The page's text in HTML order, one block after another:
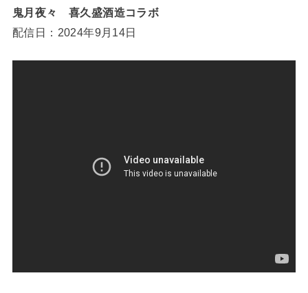
鬼月夜々 喜久盛酒造コラボ
配信日：2024年9月14日